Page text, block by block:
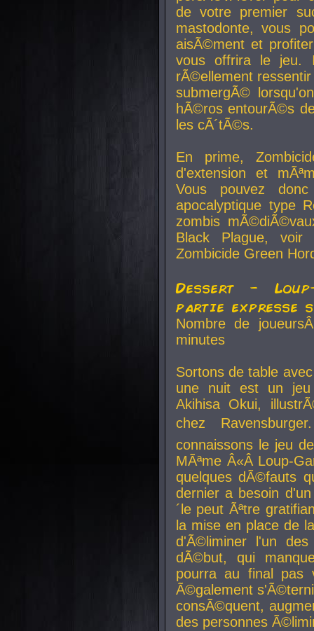
de votre premier
mastodonte, vous
aisÃ©ment et
vous offrira le jeu.
rÃ©ellement
submergÃ©
hÃ©ros entourÃ©s
les cÃ´tÃ©s.
En prime,
d'extension et
Vous pouvez
apocalyptique type
zombis
Black Plague,
Zombicide Green
Dessert -
partie expresse
Nombre de
minutes
Sortons de table
une nuit est un
Akihisa Okui,
chez
connaissons le jeu
MÃªme Â«Â Loup-
quelques dÃ©fauts
dernier a besoin
´le peut Ãªtre
la mise en place de
d'Ã©liminer l'un
dÃ©but, qui
pourra au final pas
Ã©galement
consÃ©quent,
des personnes